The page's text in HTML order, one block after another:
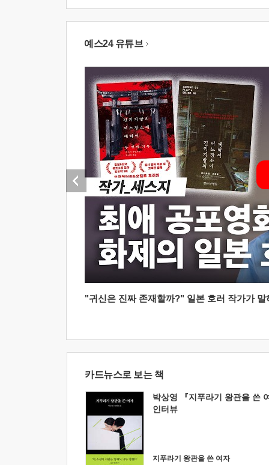
예스24 유튜브
"귀신은 진짜 존재할까?" 일본 호러 작가가
카드뉴스로 보는 책
박상영 『지푸라기 왕관을 쓴
인터뷰
지푸라기 왕관을 쓴 여자